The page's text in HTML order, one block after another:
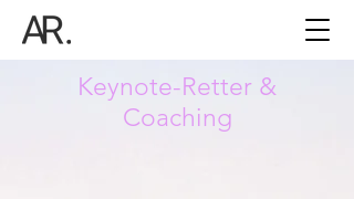
Keynote-Retter &
Coaching